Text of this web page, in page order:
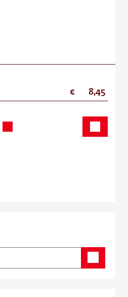
8,45